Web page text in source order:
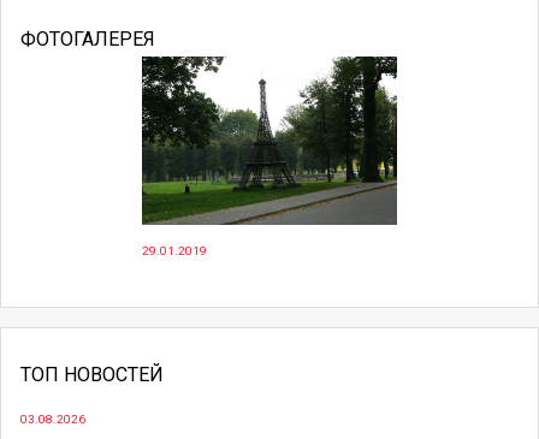
ФОТОГАЛЕРЕЯ
29.01.2019
ТОП НОВОСТЕЙ
03.08.2026